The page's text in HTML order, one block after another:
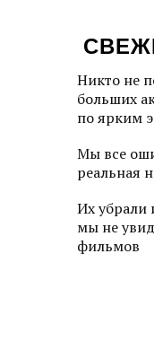
Никто не
больших
по ярким
Мы все
реальная
Их убрали
мы не
фильмов